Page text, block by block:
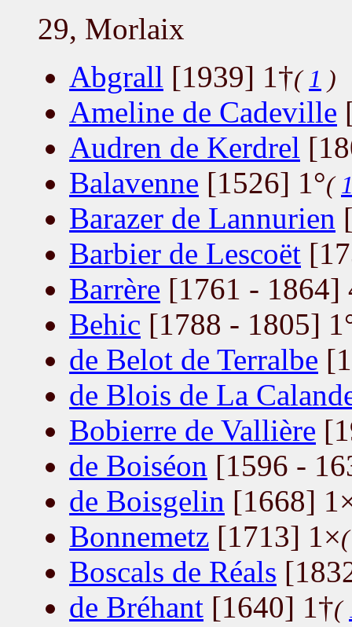
29, Morlaix
Abgrall [1939] 1†( 1 )
Ameline de Cadeville
Audren de Kerdrel
Balavenne [1526] 1°(
Barazer de Lannurien
Barbier de Lescoët
Barrère [1761 - 1864]
Behic [1788 - 1805]
de Belot de Terralbe
de Blois de La
Bobierre de Vallière
de Boiséon [1596 -
de Boisgelin [1668]
Bonnemetz [1713] 1×
Boscals de Réals
de Bréhant [1640] 1†(